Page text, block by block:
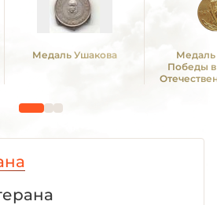
Медаль Ушакова
Медаль
Победы